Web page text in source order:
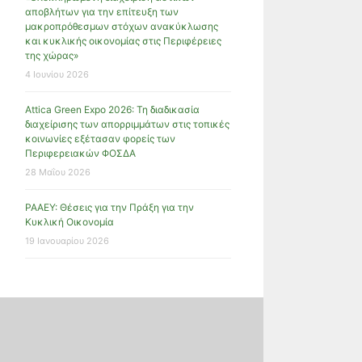
αποβλήτων για την επίτευξη των
μακροπρόθεσμων στόχων ανακύκλωσης
και κυκλικής οικονομίας στις Περιφέρειες
της χώρας»
4 Ιουνίου 2026
Attica Green Expo 2026: Τη διαδικασία
διαχείρισης των απορριμμάτων στις τοπικές
κοινωνίες εξέτασαν φορείς των
Περιφερειακών ΦΟΣΔΑ
28 Μαΐου 2026
ΡΑΑΕΥ: Θέσεις για την Πράξη για την
Κυκλική Οικονομία
19 Ιανουαρίου 2026